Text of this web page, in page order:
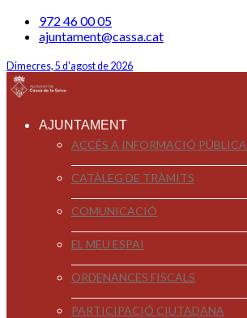
972 46 00 05
ajuntament@cassa.cat
Dimecres, 5 d'agost de 2026
AJUNTAMENT
ACCÉS A INFORMACIÓ PÚBLICA
CATÀLEG DE TRÀMITS
COMUNICACIÓ
EL MEU ESPAI
ORDENANCES FISCALS
PARTICIPACIÓ CIUTADANA